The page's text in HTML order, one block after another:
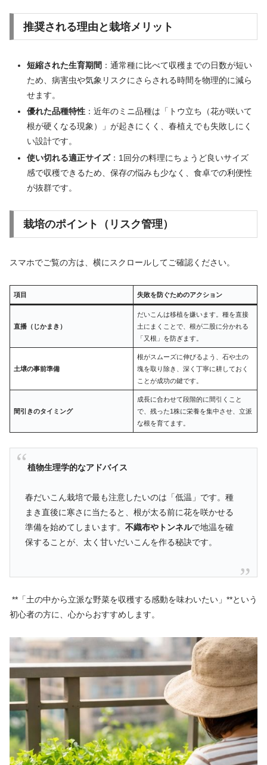
推奨される理由と栽培メリット
短縮された生育期間：通常種に比べて収穫までの日数が短い
ため、病害虫や気象リスクにさらされる時間を物理的に減ら
せます。
優れた品種特性：近年のミニ品種は「トウ立ち（花が咲いて
根が硬くなる現象）」が起きにくく、春植えでも失敗しにく
い設計です。
使い切れる適正サイズ：1回分の料理にちょうど良いサイズ
感で収穫できるため、保存の悩みも少なく、食卓での利便性
が抜群です。
栽培のポイント（リスク管理）
スマホでご覧の方は、横にスクロールしてご確認ください。
項目 失敗を防ぐためのアクション
直播（じかまき）
だいこんは移植を嫌います。種を直接
土にまくことで、根が二股に分かれる
「又根」を防ぎます。
土壌の事前準備
根がスムーズに伸びるよう、石や土の
塊を取り除き、深く丁寧に耕しておく
ことが成功の鍵です。
間引きのタイミング
成長に合わせて段階的に間引くこと
で、残った1株に栄養を集中させ、立派
な根を育てます。
植物生理学的なアドバイス
春だいこん栽培で最も注意したいのは「低温」です。種
まき直後に寒さに当たると、根が太る前に花を咲かせる
準備を始めてしまいます。不織布やトンネルで地温を確
保することが、太く甘いだいこんを作る秘訣です。
**「土の中から立派な野菜を収穫する感動を味わいたい」**という
初心者の方に、心からおすすめします。